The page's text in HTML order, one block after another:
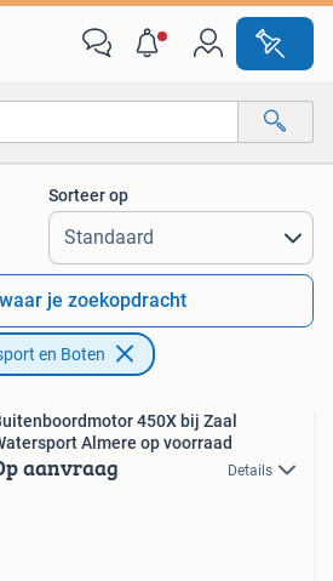
afstanden…
Sorteer op
je zoekopdracht
en Boten
450X bij Zaal
Almere op voorraad
aanvraag Details